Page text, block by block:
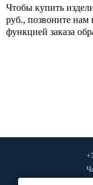
Чтобы купить
руб., позвоните нам
функцией заказа